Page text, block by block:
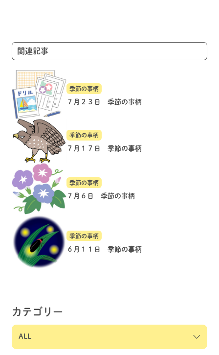
ョ
ン関連記事
季節の事柄
７月２３日 季節の事柄
季節の事柄
７月１７日 季節の事柄
季節の事柄
７月６日 季節の事柄
季節の事柄
６月１１日 季節の事柄
カテゴリー